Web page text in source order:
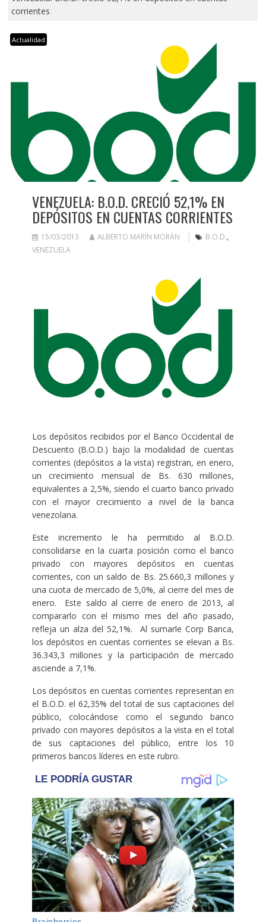
corrientes
Actualidad
VENEZUELA: B.O.D. CRECIÓ 52,1% EN
DEPÓSITOS EN CUENTAS CORRIENTES
15/03/2013 ALBERTO MARÍN MORÁN B.O.D.,
VENEZUELA
Los depósitos recibidos por el Banco Occidental de
Descuento (B.O.D.) bajo la modalidad de cuentas
corrientes (depósitos a la vista) registran, en enero,
un crecimiento mensual de Bs. 630 millones,
equivalentes a 2,5%, siendo el cuarto banco privado
con el mayor crecimiento a nivel de la banca
venezolana.
Este incremento le ha permitido al B.O.D.
consolidarse en la cuarta posición como el banco
privado con mayores depósitos en cuentas
corrientes, con un saldo de Bs. 25.660,3 millones y
una cuota de mercado de 5,0%, al cierre del mes de
enero. Este saldo al cierre de enero de 2013, al
compararlo con el mismo mes del año pasado,
refleja un alza del 52,1%. Al sumarle Corp Banca,
los depósitos en cuentas corrientes se elevan a Bs.
36.343,3 millones y la participación de mercado
asciende a 7,1%.
Los depósitos en cuentas corrientes representan en
el B.O.D. el 62,35% del total de sus captaciones del
público, colocándose como el segundo banco
privado con mayores depósitos a la vista en el total
de sus captaciones del público, entre los 10
primeros bancos líderes en este rubro.